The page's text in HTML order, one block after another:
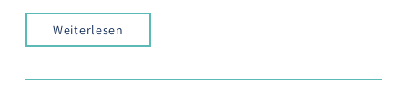
Weiterlesen